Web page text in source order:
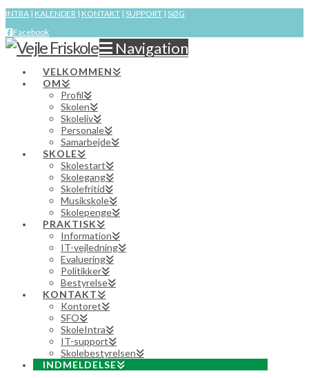
INTRA | KALENDER | KONTAKT | SUPPORT | SØG
Facebook
Navigation
VELKOMMEN
OM
Profil
Skolen
Skoleliv
Personale
Samarbejde
SKOLE
Skolestart
Skolegang
Skolefritid
Musikskole
Skolepenge
PRAKTISK
Information
IT-vejledning
Evaluering
Politikker
Bestyrelse
KONTAKT
Kontoret
SFO
SkoleIntra
IT-support
Skolebestyrelsen
INDMELDELSE